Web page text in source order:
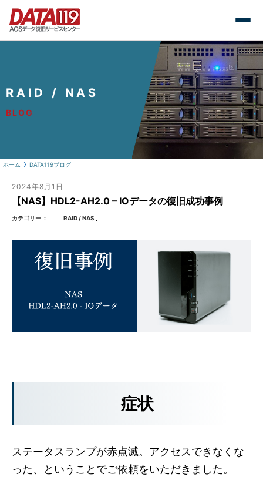
RAID / NAS
BLOG
ホーム DATA119ブログ
2024年8月1日
【NAS】HDL2-AH2.0 – IOデータの復旧成功事例
カテゴリー RAID / NAS
症状
ステータスランプが赤点滅。アクセスできなくな
った、ということでご依頼をいただきました。